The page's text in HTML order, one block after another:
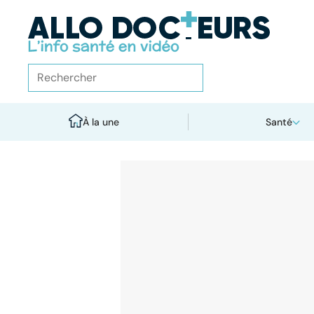
À la une Santé